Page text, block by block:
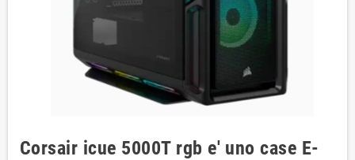
Corsair icue 5000T rgb e' uno case E-